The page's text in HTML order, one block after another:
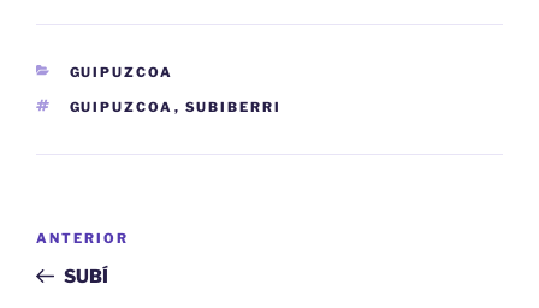
CATEGORÍAS
GUIPUZCOA
ETIQUETAS
GUIPUZCOA , SUBIBERRI
entradas
Entrada
anterior:
ANTERIOR
SUBÍ